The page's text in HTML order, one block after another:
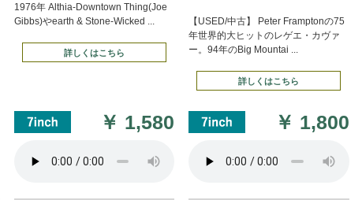
1976年 Althia-Downtown Thing(Joe
Gibbs)やearth & Stone-Wicked ...
詳しくはこちら
￥ 1,580
【USED/中古】 Peter Framptonの75
年世界的大ヒットのレゲエ・カヴァ
ー。94年のBig Mountai ...
詳しくはこちら
￥ 1,800